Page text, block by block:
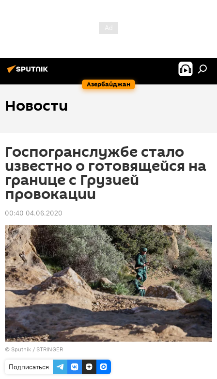
Азербайджан
Новости
Госпогранслужбе стало
известно о готовящейся на
границе с Грузией
провокации
00:40 04.06.2020
© Sputnik / STRINGER
Подписаться